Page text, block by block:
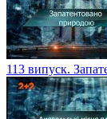
113 випуск.